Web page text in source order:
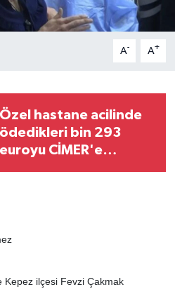
A- A+
Özel hastane acilinde
ödedikleri bin 293
euroyu CİMER'e
Kepez ilçesi Fevzi Çakmak